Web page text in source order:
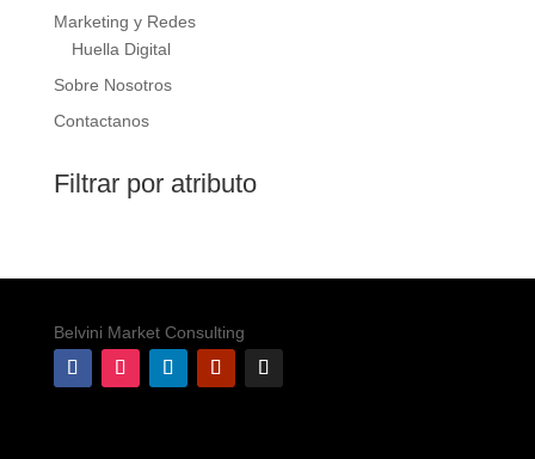
Marketing y Redes
Huella Digital
Sobre Nosotros
Contactanos
Filtrar por atributo
Belvini Market Consulting